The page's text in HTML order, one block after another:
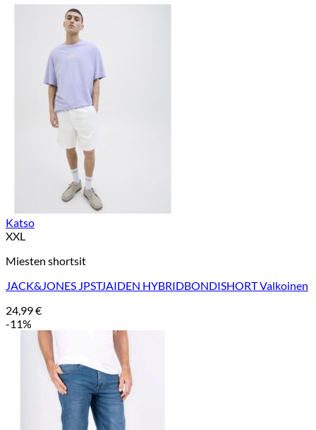
Katso
XXL
Miesten shortsit
JACK&JONES JPSTJAIDEN HYBRIDBONDISHORT Valkoinen
24,99€
-11%